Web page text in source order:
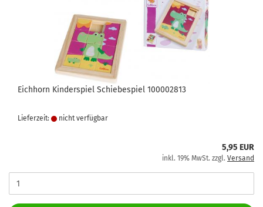
Eichhorn Kinderspiel Schiebespiel 100002813
Lieferzeit: nicht verfügbar
5,95 EUR
inkl. 19% MwSt. zzgl. Versand